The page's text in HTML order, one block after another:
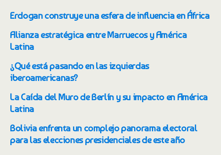
Erdogan construye una esfera de influencia en África
Alianza estratégica entre Marruecos y América
Latina
¿Qué está pasando en las izquierdas
iberoamericanas?
La Caída del Muro de Berlín y su impacto en América
Latina
Bolivia enfrenta un complejo panorama electoral
para las elecciones presidenciales de este año